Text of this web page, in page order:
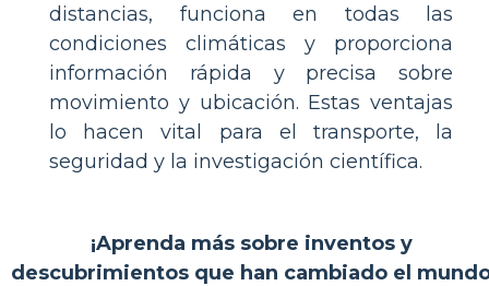
distancias, funciona en todas las
condiciones climáticas y proporciona
información rápida y precisa sobre
movimiento y ubicación. Estas ventajas
lo hacen vital para el transporte, la
seguridad y la investigación científica.
¡Aprenda más sobre inventos y
descubrimientos que han cambiado el